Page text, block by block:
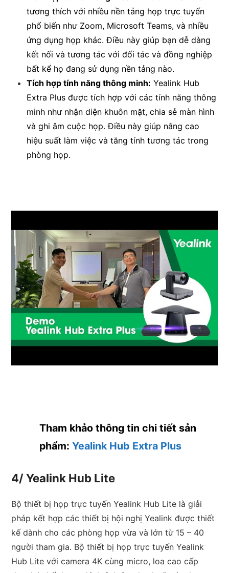
tương thích với nhiều nền tảng họp trực tuyến
phổ biến như Zoom, Microsoft Teams, và nhiều
ứng dụng họp khác. Điều này giúp bạn dễ dàng
kết nối và tương tác với đối tác và đồng nghiệp
bất kể họ đang sử dụng nền tảng nào.
Tích hợp tính năng thông minh: Yealink Hub
Extra Plus được tích hợp với các tính năng thông
minh như nhận diện khuôn mặt, chia sẻ màn hình
và ghi âm cuộc họp. Điều này giúp nâng cao
hiệu suất làm việc và tăng tính tương tác trong
phòng họp.
Tham khảo thông tin chi tiết sản
phẩm:Yealink Hub Extra Plus
4/ Yealink Hub Lite
Bộ thiết bị họp trực tuyến Yealink Hub Lite là giải
pháp kết hợp các thiết bị hội nghị Yealink được thiết
kế dành cho các phòng họp vừa và lớn từ 15 – 40
người tham gia. Bộ thiết bị họp trực tuyến Yealink
Hub Lite với camera 4K cùng micro, loa cao cấp